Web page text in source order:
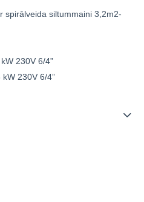
spirālveida siltummaini 3,2m2-
230V 6/4”
230V 6/4”